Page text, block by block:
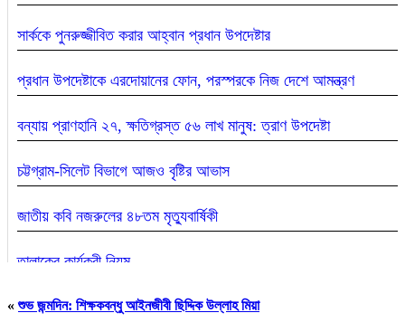
সার্ককে পুনরুজ্জীবিত করার আহ্বান প্রধান উপদেষ্টার
প্রধান উপদেষ্টাকে এরদোয়ানের ফোন, পরস্পরকে নিজ দেশে আমন্ত্রণ
বন্যায় প্রাণহানি ২৭, ক্ষতিগ্রস্ত ৫৬ লাখ মানুষ: ত্রাণ উপদেষ্টা
চট্টগ্রাম-সিলেট বিভাগে আজও বৃষ্টির আভাস
জাতীয় কবি নজরুলের ৪৮তম মৃত্যুবার্ষিকী
তালাকের কার্যকরী নিয়ম
«শুভ জন্মদিন: শিক্ষকবন্ধু আইনজীবী ছিদ্দিক উল্লাহ মিয়া